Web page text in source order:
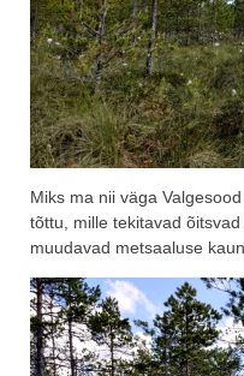
Miks ma nii väga
tõttu, mille tekitavad
muudavad metsaaluse